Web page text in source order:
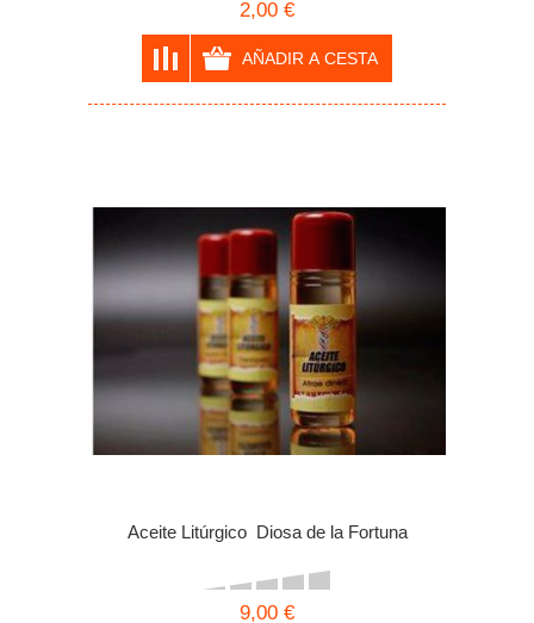
2,00 €
Aceite Litúrgico Diosa de la Fortuna
9,00 €